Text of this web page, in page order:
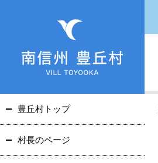
豊丘村トップ
村長のページ